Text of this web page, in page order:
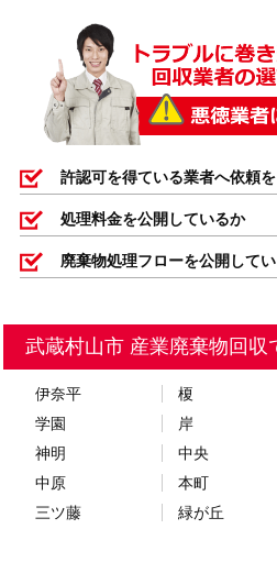
許認可を得ている業者へ依頼を
処理料金を公開しているか
廃棄物処理フローを公開して
武蔵村山市 産業廃棄物回収
伊奈平 榎
学園
岸
神明
中央
中原
本町
三ツ藤
緑が丘